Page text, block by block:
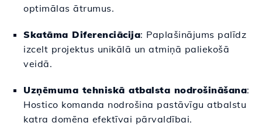
optimālas ātrumus.
Skatāma Diferenciācija: Paplašinājums palīdz
izcelt projektus unikālā un atmiņā paliekošā
veidā.
Uzņēmuma tehniskā atbalsta nodrošināšana:
Hostico komanda nodrošina pastāvīgu atbalstu
katra domēna efektīvai pārvaldībai.